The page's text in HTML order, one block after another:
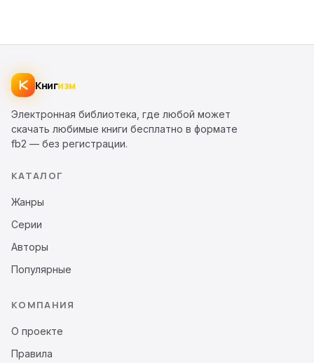
Книгизм
Электронная библиотека, где любой может
скачать любимые книги бесплатно в формате
fb2 — без регистрации.
КАТАЛОГ
Жанры
Серии
Авторы
Популярные
КОМПАНИЯ
О проекте
Правила